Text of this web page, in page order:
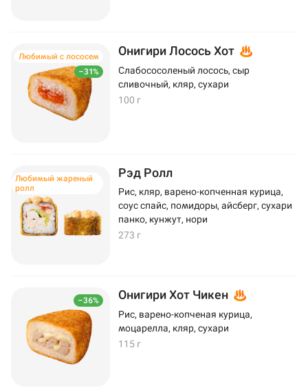
–31%
Любимый с лососем Онигири Лосось Хот
Слабососоленый лосось, сыр
сливочный, кляр, сухари
100 г
Любимый жареный
ролл
Рэд Ролл
Рис, кляр, варено-копченная курица,
соус спайс, помидоры, айсберг, сухари
панко, кунжут, нори
273 г
–36% Онигири Хот Чикен
Рис, варено-копченая курица,
моцарелла, кляр, сухари
115 г